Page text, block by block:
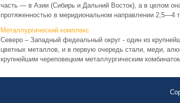
часть — в Азии (Сибирь и Дальний Восток), а в целом
протяженностью в меридиональном направлении
Металлургический комплекс
Северо – Западный федеальный округ - один из
цветных металлов, и в первую очередь стали, меди,
крупнейшим череповецким металлургическим